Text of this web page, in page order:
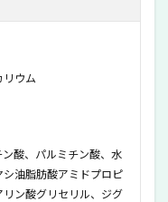
リウム
酸、パルミチン酸、水
油脂肪酸アミドプロピ
ン酸グリセリル、ジグ